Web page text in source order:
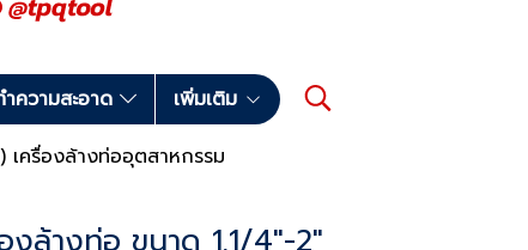
ความสะอาด
เพิ่มเติม
เครื่องล้างท่ออุตสาหกรรม